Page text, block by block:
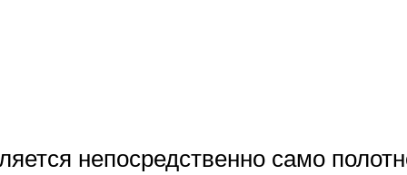
непосредственно само